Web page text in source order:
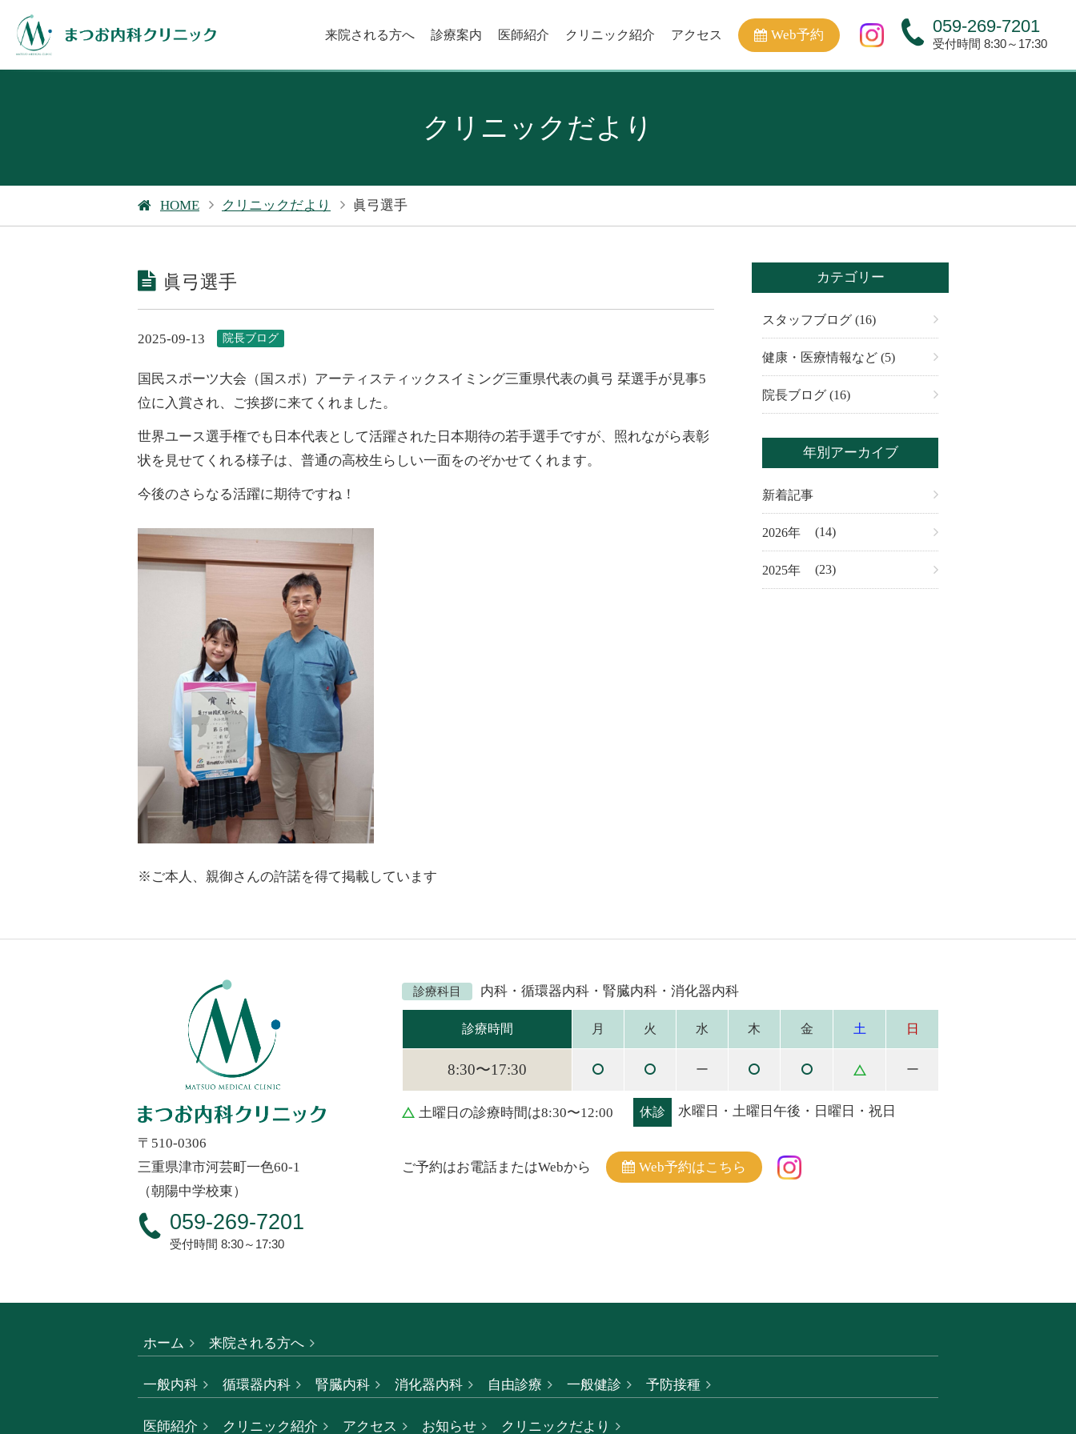
来院される方へ 診療案内 医師紹介 クリニック紹介 アクセス Web予約 059-269-7201
受付時間 8:30～17:30
クリニックだより
HOME クリニックだより 眞弓選手
眞弓選手
2025-09-13 院長ブログ
国民スポーツ大会（国スポ）アーティスティックスイミング三重県代表の眞弓 栞選手が見事5
位に入賞され、ご挨拶に来てくれました。
世界ユース選手権でも日本代表として活躍された日本期待の若手選手ですが、照れながら表彰
状を見せてくれる様子は、普通の高校生らしい一面をのぞかせてくれます。
今後のさらなる活躍に期待ですね！
※ご本人、親御さんの許諾を得て掲載しています
カテゴリー
スタッフブログ (16)
健康・医療情報など (5)
院長ブログ (16)
年別アーカイブ
新着記事
2026 (14)
2025 (23)
〒510-0306
三重県津市河芸町一色60-1
（朝陽中学校東）
059-269-7201
受付時間 8:30～17:30
診療科目 内科・循環器内科・腎臓内科・消化器内科
診療時間 月 火 水 木 金 土 日
8:30〜17:30 ー ー
土曜日の診療時間は8:30〜12:00 休診 水曜日・土曜日午後・日曜日・祝日
ご予約はお電話またはWebから Web予約はこちら
ホーム 来院される方へ
一般内科 循環器内科 腎臓内科 消化器内科 自由診療 一般健診 予防接種
医師紹介 クリニック紹介 アクセス お知らせ クリニックだより